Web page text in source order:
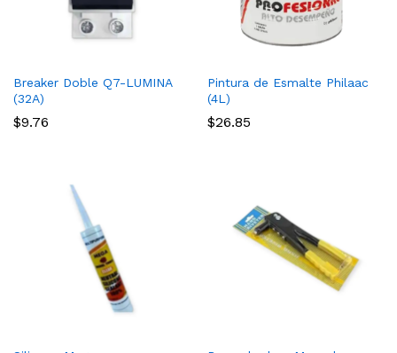
Breaker Doble Q7-LUMINA
(32A)
$9.76
Pintura de Esmalte Philaac
(4L)
$26.85